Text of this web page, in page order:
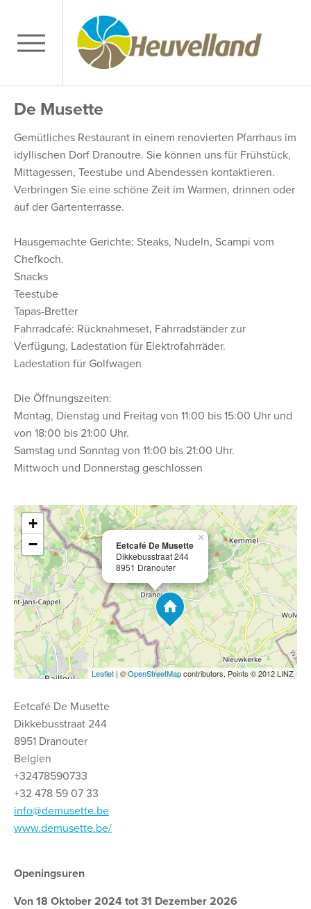
De Musette
Gemütliches Restaurant in einem renovierten Pfarrhaus im
idyllischen Dorf Dranoutre. Sie können uns für Frühstück,
Mittagessen, Teestube und Abendessen kontaktieren.
Verbringen Sie eine schöne Zeit im Warmen, drinnen oder
auf der Gartenterrasse.
Hausgemachte Gerichte: Steaks, Nudeln, Scampi vom
Chefkoch.
Snacks
Teestube
Tapas-Bretter
Fahrradcafé: Rücknahmeset, Fahrradständer zur
Verfügung, Ladestation für Elektrofahrräder.
Ladestation für Golfwagen
Die Öffnungszeiten:
Montag, Dienstag und Freitag von 11:00 bis 15:00 Uhr und
von 18:00 bis 21:00 Uhr.
Samstag und Sonntag von 11:00 bis 21:00 Uhr.
Mittwoch und Donnerstag geschlossen
Eetcafé De Musette
Dikkebusstraat 244
8951 Dranouter
×
+
−
Leaflet | ©OpenStreetMapcontributors, Points © 2012 LINZ
Eetcafé De Musette
Dikkebusstraat 244
8951 Dranouter
Belgien
+32478590733
+32 478 59 07 33
info@demusette.be
www.demusette.be/
Openingsuren
Von 18 Oktober 2024 tot 31 Dezember 2026